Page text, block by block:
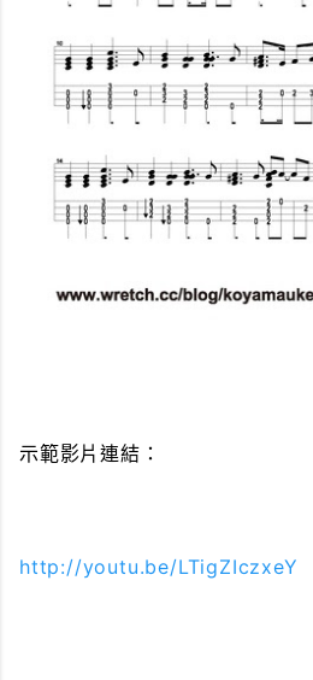
示範影片連結：
http://youtu.be/LTigZIczxeY